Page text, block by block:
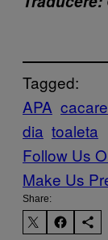
Tagged:
APA cacare
dia toaleta
Follow Us
Make Us
Share: